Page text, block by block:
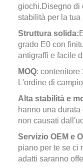
giochi.Disegno di
stabilità per la
Struttura solida:
grado E0 con
antigraffi e facile
MOQ: contenitore
L'ordine di
Alta stabilità e
hanno una
non causati
Servizio OEM e
piano per te se ci
adatti saranno